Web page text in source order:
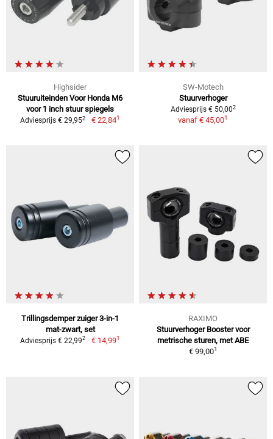
Highsider
Stuuruiteinden Voor Honda M6
voor 1 inch stuur spiegels
Adviesprijs € 29,952 € 22,841
SW-Motech
Stuurverhoger
Adviesprijs € 50,002
vanaf € 45,001
Trillingsdemper zuiger 3-in-1
mat-zwart, set
Adviesprijs € 22,992 € 14,991
RAXIMO
Stuurverhoger Booster voor
metrische sturen, met ABE
€ 99,001